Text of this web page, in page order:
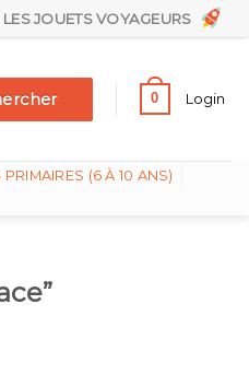
LES JOUETS VOYAGEURS
0 Login
PRIMAIRES (6 À 10 ANS)